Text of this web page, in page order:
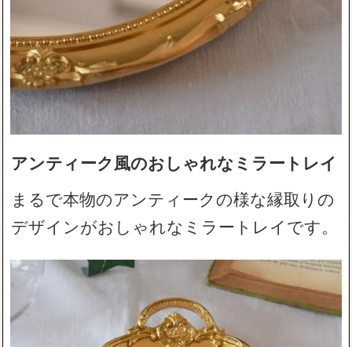
アンティーク風のおしゃれなミラートレイ
まるで本物のアンティークの様な縁取りの
デザインがおしゃれなミラートレイです。